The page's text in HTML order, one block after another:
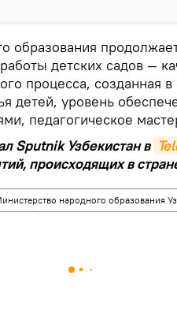
образования
детских садов —
процесса, созданная в
детей, уровень
педагогическое
Sputnik Узбекистан в
происходящих в
народного образования